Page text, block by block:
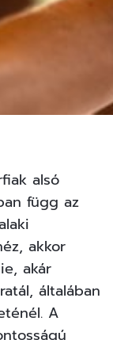
alsó
függ az
akkor
akár
általában
A